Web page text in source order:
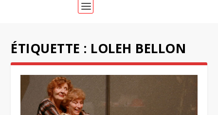
ÉTIQUETTE : LOLEH BELLON